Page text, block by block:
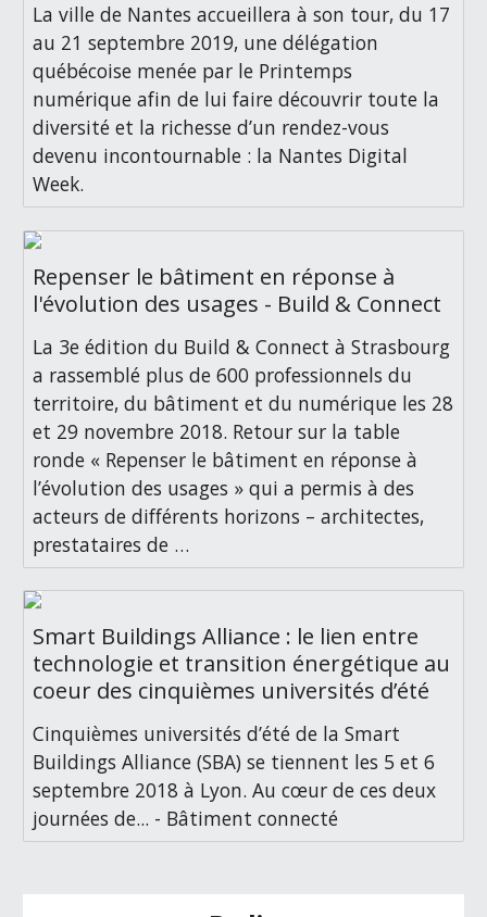
La ville de Nantes accueillera à son tour, du 17
au 21 septembre 2019, une délégation
québécoise menée par le Printemps
numérique afin de lui faire découvrir toute la
diversité et la richesse d’un rendez-vous
devenu incontournable : la Nantes Digital
Week.
Repenser le bâtiment en réponse à
l'évolution des usages - Build & Connect
La 3e édition du Build & Connect à Strasbourg
a rassemblé plus de 600 professionnels du
territoire, du bâtiment et du numérique les 28
et 29 novembre 2018. Retour sur la table
ronde « Repenser le bâtiment en réponse à
l’évolution des usages » qui a permis à des
acteurs de différents horizons – architectes,
prestataires de …
Smart Buildings Alliance : le lien entre
technologie et transition énergétique au
coeur des cinquièmes universités d’été
Cinquièmes universités d’été de la Smart
Buildings Alliance (SBA) se tiennent les 5 et 6
septembre 2018 à Lyon. Au cœur de ces deux
journées de... - Bâtiment connecté